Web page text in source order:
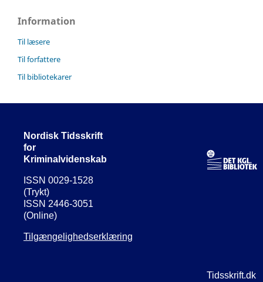
Information
Til læsere
Til forfattere
Til bibliotekarer
Nordisk Tidsskrift
for
Kriminalvidenskab
ISSN 0029-1528
(Trykt)
ISSN 2446-3051
(Online)
Tilgængelighedserklæring